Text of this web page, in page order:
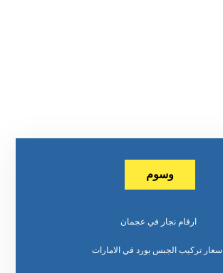
وسوم
ارقام نجار في عجمان
اسعار تركيب الجبس بورد في الامارات